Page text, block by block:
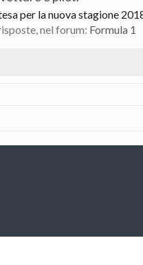
per la nuova stagione
nel forum: Formula 1